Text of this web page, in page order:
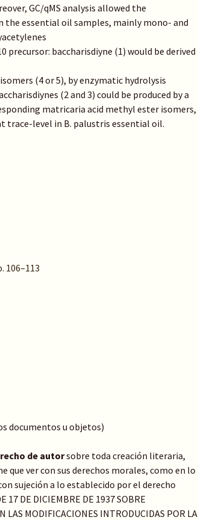
GC/qMS analysis allowed the
essential oil samples, mainly mono- and
baccharisdiyne (1) would be derived
(4 or 5), by enzymatic hydrolysis
(2 and 3) could be produced by a
matricaria acid methyl ester isomers,
trace-level in B. palustris essential oil.
106–113
documentos u objetos)
de autorsobre toda creación literaria,
ver con sus derechos morales, como en lo
sujeción a lo establecido por el derecho
DE DICIEMBRE DE 1937 SOBRE
LAS MODIFICACIONES INTRODUCIDAS POR LA